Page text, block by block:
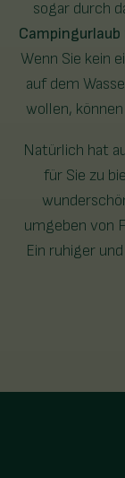
sogar durch
Wenn Sie kein
auf dem
wollen,
Natürlich hat
für Sie zu
umgeben von
Ein ruhiger